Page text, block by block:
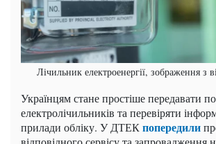
Лічильник електроенергії, зображення з
Українцям стане простіше передавати
електролічильників та перевіряти
прилади обліку. У ДТЕКпопередили